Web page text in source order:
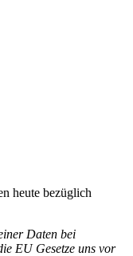
heute bezüglich
Daten bei
EU Gesetze uns vor